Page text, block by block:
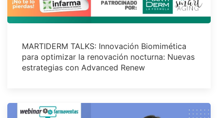
MARTIDERM TALKS: Innovación Biomimética
para optimizar la renovación nocturna: Nuevas
estrategias con Advanced Renew